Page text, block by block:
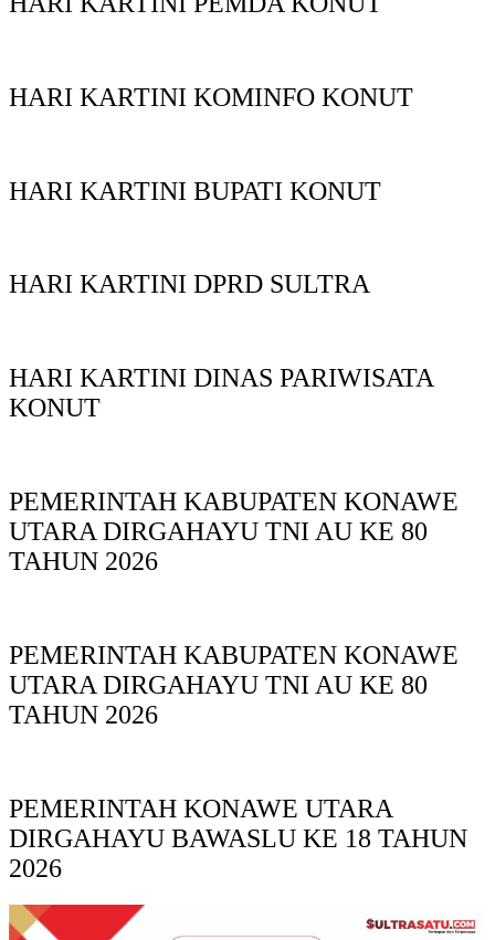
HARI KARTINI KOMINFO KONUT
HARI KARTINI BUPATI KONUT
HARI KARTINI DPRD SULTRA
HARI KARTINI DINAS PARIWISATA
KONUT
PEMERINTAH KABUPATEN KONAWE
UTARA DIRGAHAYU TNI AU KE 80
TAHUN 2026
PEMERINTAH KABUPATEN KONAWE
UTARA DIRGAHAYU TNI AU KE 80
TAHUN 2026
PEMERINTAH KONAWE UTARA
DIRGAHAYU BAWASLU KE 18 TAHUN
2026